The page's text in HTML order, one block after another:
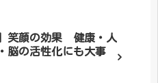
】笑顔の効果 健康・人
脳の活性化にも大事